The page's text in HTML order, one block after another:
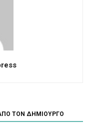
ΤΟΝ ΔΗΜΙΟΥΡΓΟ